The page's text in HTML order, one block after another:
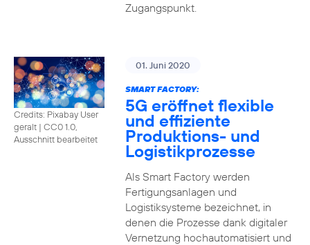
Zugangspunkt.
Credits: Pixabay User
geralt | CC0 1.0,
Ausschnitt bearbeitet
01. Juni 2020
SMART FACTORY:
5G eröffnet flexible
und effiziente
Produktions- und
Logistikprozesse
Als Smart Factory werden
Fertigungsanlagen und
Logistiksysteme bezeichnet, in
denen die Prozesse dank digitaler
Vernetzung hochautomatisiert und